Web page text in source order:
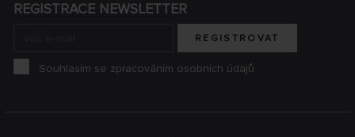
REGISTRACE NEWSLETTER
REGISTROVAT
Souhlasím se zpracováním osobních údajů